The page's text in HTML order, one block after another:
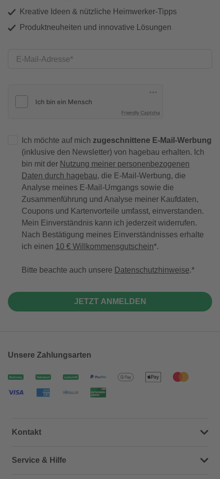
Kreative Ideen & nützliche Heimwerker-Tipps
Produktneuheiten und innovative Lösungen
E-Mail-Adresse
Friendly Captcha
Ich möchte auf mich zugeschnittene E-Mail-Werbung
(inklusive den Newsletter) von hagebau erhalten. Ich
bin mit der Nutzung meiner personenbezogenen
Daten durch hagebau, die E-Mail-Werbung, die
Analyse meines E-Mail-Umgangs sowie die
Zusammenführung und Analyse meiner Kaufdaten,
Coupons und Kartenvorteile umfasst, einverstanden.
Mein Einverständnis kann ich jederzeit widerrufen.
Nach Bestätigung meines Einverständnisses erhalte
ich einen 10 € Willkommensgutschein*.
Bitte beachte auch unsere Datenschutzhinweise.
JETZT ANMELDEN
Unsere Zahlungsarten
Kontakt
Dein Kontakt zu uns
Service & Hilfe